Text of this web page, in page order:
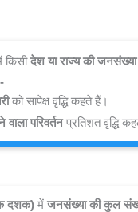
किसी देश या राज्य की जनसंख्या
को सापेक्ष वृद्धि कहते हैं।
परिवर्तन प्रतिशत वृद्धि
दशक) में जनसंख्या की कुल